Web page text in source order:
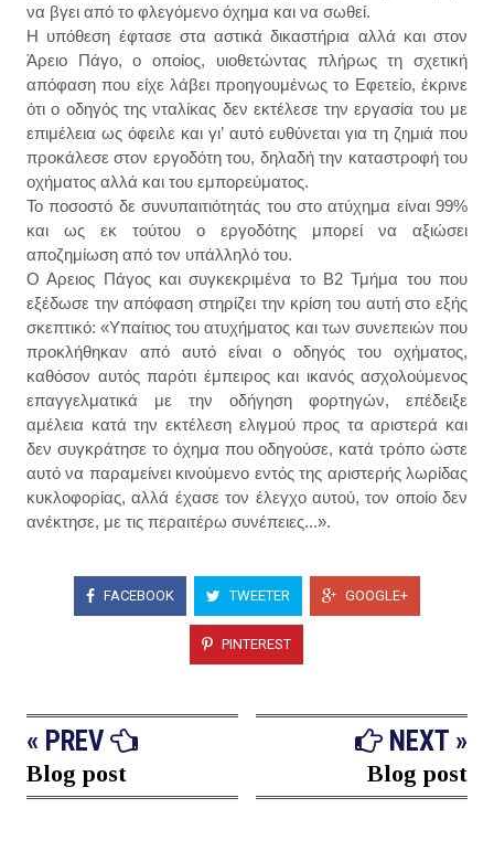
να βγει από το φλεγόμενο όχημα και να σωθεί.
Η υπόθεση έφτασε στα αστικά δικαστήρια αλλά και στον
Άρειο Πάγο, ο οποίος, υιοθετώντας πλήρως τη σχετική
απόφαση που είχε λάβει προηγουμένως το Εφετείο, έκρινε
ότι ο οδηγός της νταλίκας δεν εκτέλεσε την εργασία του με
επιμέλεια ως όφειλε και γι’ αυτό ευθύνεται για τη ζημιά που
προκάλεσε στον εργοδότη του, δηλαδή την καταστροφή του
οχήματος αλλά και του εμπορεύματος.
Το ποσοστό δε συνυπαιτιότητάς του στο ατύχημα είναι 99%
και ως εκ τούτου ο εργοδότης μπορεί να αξιώσει
αποζημίωση από τον υπάλληλό του.
Ο Αρειος Πάγος και συγκεκριμένα το Β2 Τμήμα του που
εξέδωσε την απόφαση στηρίζει την κρίση του αυτή στο εξής
σκεπτικό: «Υπαίτιος του ατυχήματος και των συνεπειών που
προκλήθηκαν από αυτό είναι ο οδηγός του οχήματος,
καθόσον αυτός παρότι έμπειρος και ικανός ασχολούμενος
επαγγελματικά με την οδήγηση φορτηγών, επέδειξε
αμέλεια κατά την εκτέλεση ελιγμού προς τα αριστερά και
δεν συγκράτησε το όχημα που οδηγούσε, κατά τρόπο ώστε
αυτό να παραμείνει κινούμενο εντός της αριστερής λωρίδας
κυκλοφορίας, αλλά έχασε τον έλεγχο αυτού, τον οποίο δεν
ανέκτησε, με τις περαιτέρω συνέπειες...».
FACEBOOK TWEETER GOOGLE+
PINTEREST
« PREV
Blog post
NEXT »
Blog post